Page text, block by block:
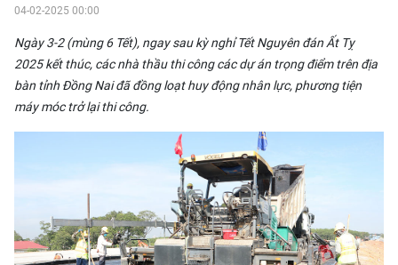
04-02-2025 00:00
Ngày 3-2 (mùng 6 Tết), ngay sau kỳ nghỉ Tết Nguyên đán Ất Tỵ
2025 kết thúc, các nhà thầu thi công cácdự án trọng điểmtrên địa
bàn tỉnh Đồng Nai đã đồng loạthuy động nhân lực, phương tiện
máy móc trở lại thi công.